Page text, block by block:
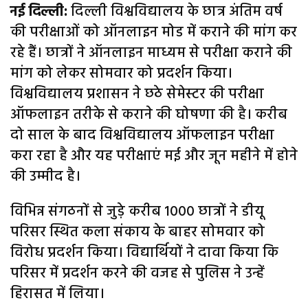
नई दिल्ली:दिल्ली विश्वविद्यालय के छात्र अंतिम वर्ष
की परीक्षाओं को ऑनलाइन मोड में कराने की मांग कर
रहे हैं। छात्रों ने ऑनलाइन माध्यम से परीक्षा कराने की
मांग को लेकर सोमवार को प्रदर्शन किया।
विश्वविद्यालय प्रशासन ने छठे सेमेस्टर की परीक्षा
ऑफलाइन तरीके से कराने की घोषणा की है। करीब
दो साल के बाद विश्वविद्यालय ऑफलाइन परीक्षा
करा रहा है और यह परीक्षाएं मई और जून महीने में होने
की उम्मीद है।
विभिन्न संगठनों से जुड़े करीब 1000 छात्रों ने डीयू
परिसर स्थित कला संकाय के बाहर सोमवार को
विरोध प्रदर्शन किया। विद्यार्थियों ने दावा किया कि
परिसर में प्रदर्शन करने की वजह से पुलिस ने उन्हें
हिरासत में लिया।